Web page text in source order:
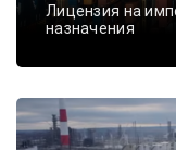
Лицензия на
назначения